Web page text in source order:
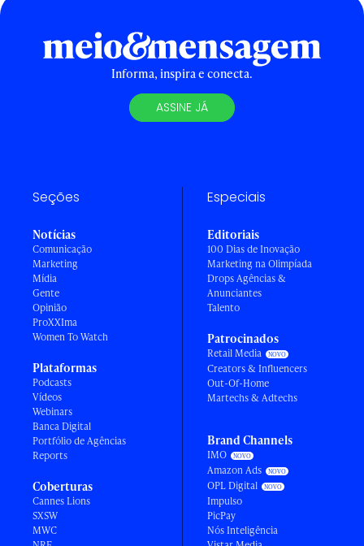
Informa, inspira e conecta.
ASSINE JÁ
Seções
Notícias
Comunicação
Marketing
Mídia
Gente
Opinião
ProXXIma
Women To Watch
Plataformas
Podcasts
Vídeos
Webinars
Banca Digital
Portfólio de Agências
Reports
Coberturas
Cannes Lions
SXSW
MWC
Especiais
Editoriais
100 Dias de Inovação
Marketing na Olimpíada
Drops Agências &
Anunciantes
Talento
Patrocinados
Retail Media
Creators & Influencers
Out-Of-Home
Martechs & Adtechs
Brand Channels
IMO
Amazon Ads
OPL Digital
Impulso
PicPay
Nós Inteligência